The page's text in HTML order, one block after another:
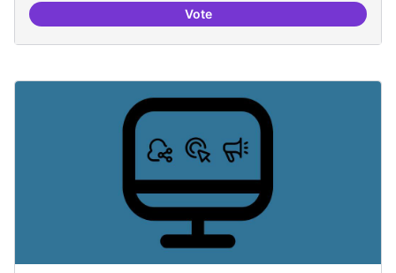
VoteTreball en xarxa amb projectes